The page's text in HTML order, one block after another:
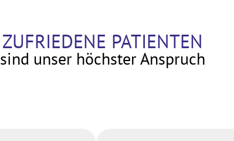
ZUFRIEDENE PATIENTEN
sind unser höchster Anspruch